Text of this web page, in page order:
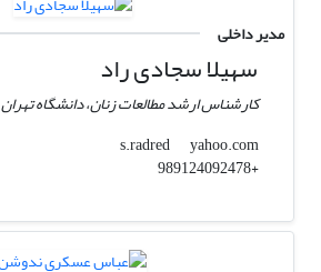
مدیر داخلی
سهیلا سجادی راد
کارشناس ارشد مطالعات زنان، دانشگاه تهران
s.radred
yahoo.com
+989124092478